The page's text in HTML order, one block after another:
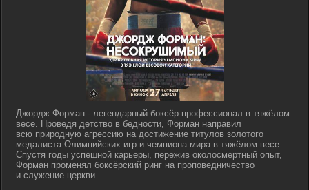
Джордж Форман - легендарный боксёр-профессионал в тяжёлом
весе. Проведя детство в бедности, Форман направил
всю природную агрессию на достижение титулов золотого
медалиста Олимпийских игр и чемпиона мира в тяжёлом весе.
Спустя годы успешной карьеры, пережив околосмертный опыт,
Форман променял боксёрский ринг на проповедничество
и служение церкви....